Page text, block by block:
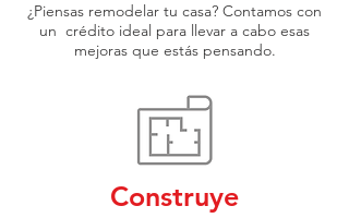
¿Piensas remodelar tu casa? Contamos con
un crédito ideal para llevar a cabo esas
mejoras que estás pensando.
Construye